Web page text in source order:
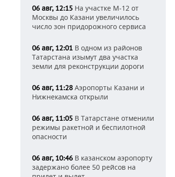
06 авг, 12:15 На участке М-12 от
Москвы до Казани увеличилось
число зон придорожного сервиса
06 авг, 12:01 В одном из районов
Татарстана изымут два участка
земли для реконструкции дороги
06 авг, 11:28 Аэропорты Казани и
Нижнекамска открыли
06 авг, 11:05 В Татарстане отменили
режимы ракетной и беспилотной
опасности
06 авг, 10:46 В казанском аэропорту
задержано более 50 рейсов на